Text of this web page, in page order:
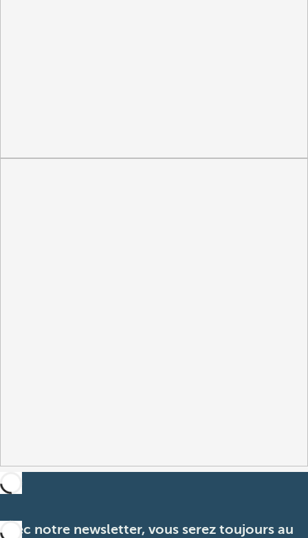
Avec notre newsletter, vous serez toujours au